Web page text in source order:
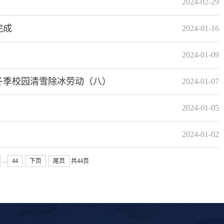
2024-01-16
成
2024-01-09
2024-01-07
校园清雪除冰劳动（八）
2024-01-05
2024-01-02
44 下页 尾页 共44页